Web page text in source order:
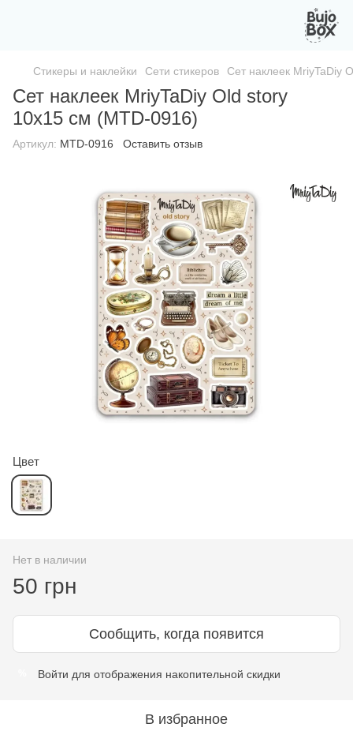
Стикеры и наклейки Сети стикеров Сет наклеек MriyTaDiy
Сет наклеек MriyTaDiy Old story
10х15 см (MTD-0916)
Артикул: MTD-0916 Оставить отзыв
Цвет
Нет в наличии
50 грн
Сообщить, когда появится
Войти для отображения накопительной скидки
В избранное